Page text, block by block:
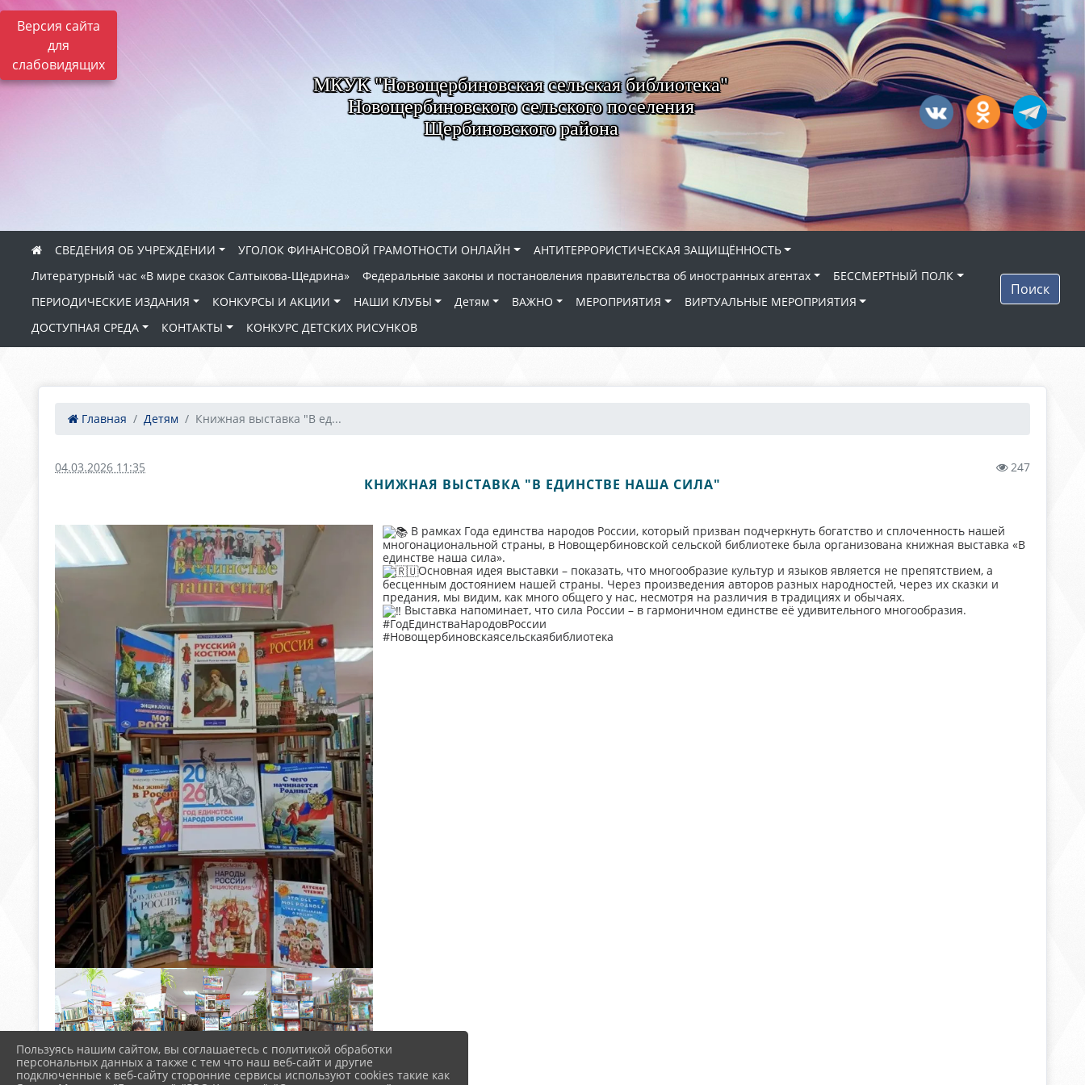
Версия сайта
для
слабовидящих
МКУК "Новощербиновская сельская библиотека"
Новощербиновского сельского поселения
Щербиновского района
СВЕДЕНИЯ ОБ УЧРЕЖДЕНИИ УГОЛОК ФИНАНСОВОЙ ГРАМОТНОСТИ ОНЛАЙН
АНТИТЕРРОРИСТИЧЕСКАЯ ЗАЩИЩЁННОСТЬ
Литературный час «В мире сказок Салтыкова-Щедрина»
Федеральные законы и постановления правительства об иностранных агентах
БЕССМЕРТНЫЙ ПОЛК
ПЕРИОДИЧЕСКИЕ ИЗДАНИЯ
КОНКУРСЫ И АКЦИИ НАШИ КЛУБЫ Детям ВАЖНО МЕРОПРИЯТИЯ
ВИРТУАЛЬНЫЕ МЕРОПРИЯТИЯ
ДОСТУПНАЯ СРЕДА
КОНТАКТЫ КОНКУРС ДЕТСКИХ РИСУНКОВ
Поиск
Главная Детям Книжная выставка "В ед...
04.03.2026 11:35 247
КНИЖНАЯ ВЫСТАВКА "В ЕДИНСТВЕ НАША СИЛА"
В рамках Года единства народов России, который призван подчеркнуть богатство и сплоченность нашей
многонациональной страны, в Новощербиновской сельской библиотеке была организована книжная выставка «В
единстве наша сила».
Основная идея выставки – показать, что многообразие культур и языков является не препятствием, а
бесценным достоянием нашей страны. Через произведения авторов разных народностей, через их сказки и
предания, мы видим, как много общего у нас, несмотря на различия в традициях и обычаях.
Выставка напоминает, что сила России – в гармоничном единстве её удивительного многообразия.
#ГодЕдинстваНародовРоссии
#Новощербиновскаясельскаябиблиотека
Пользуясь нашим сайтом, вы соглашаетесь с политикой обработки
персональных данных а также с тем что наш веб-сайт и другие
подключенные к веб-сайту сторонние сервисы используют cookies такие как